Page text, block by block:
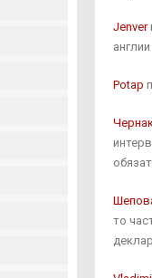
Jenver
Potap
то